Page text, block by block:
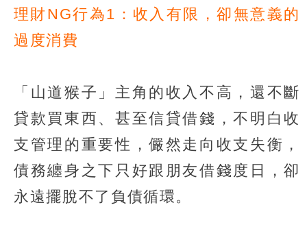
理財NG行為1：收入有限，卻無意義的
過度消費
「山道猴子」主角的收入不高，還不斷
貸款買東西、甚至信貸借錢，不明白收
支管理的重要性，儼然走向收支失衡，
債務纏身之下只好跟朋友借錢度日，卻
永遠擺脫不了負債循環。